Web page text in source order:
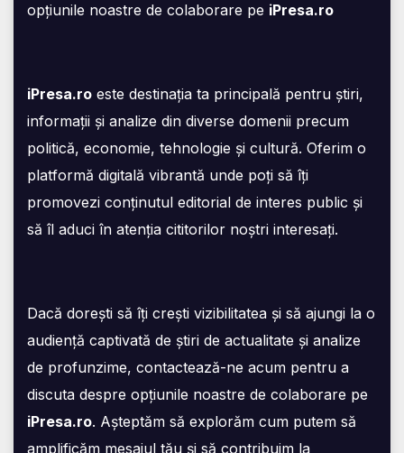
opțiunile noastre de colaborare pe iPresa.ro
iPresa.ro este destinația ta principală pentru știri,
informații și analize din diverse domenii precum
politică, economie, tehnologie și cultură. Oferim o
platformă digitală vibrantă unde poți să îți
promovezi conținutul editorial de interes public și
să îl aduci în atenția cititorilor noștri interesați.
Dacă dorești să îți crești vizibilitatea și să ajungi la o
audiență captivată de știri de actualitate și analize
de profunzime, contactează-ne acum pentru a
discuta despre opțiunile noastre de colaborare pe
iPresa.ro. Așteptăm să explorăm cum putem să
amplificăm mesajul tău și să contribuim la